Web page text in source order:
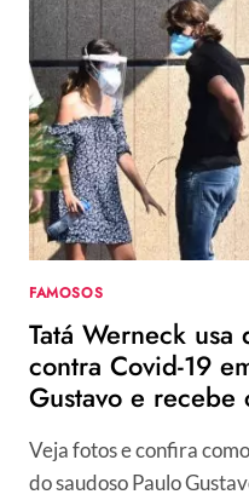
PERGUNTAM
PELO
PAI,
DIZ
THALES
BRETAS:
“TENTO
EXPLICAR,
QUANDO
CONSIGO”
FAMOSOS
Tatá Werneck
contra Covid-19
Gustavo e recebe
Veja fotos e confira
do saudoso Paulo